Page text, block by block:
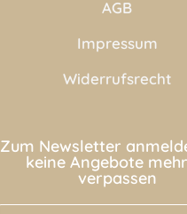
AGB
Impressum
Widerrufsrecht
Zum Newsletter
keine Angebote
verpassen